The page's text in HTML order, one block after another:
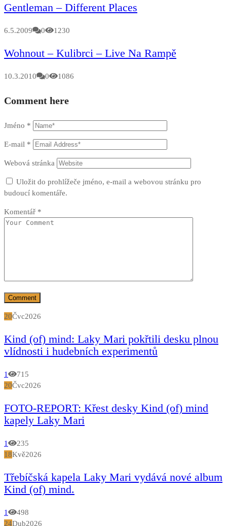
Gentleman – Different Places
6.5.2009 0 1230
Wohnout – Kulibrci – Live Na Rampě
10.3.2010 0 1086
Comment here
Jméno *
E-mail *
Webová stránka
Uložit do prohlížeče jméno, e-mail a webovou stránku pro
budoucí komentáře.
Komentář *
20Čvc2026
Kind (of) mind: Laky Mari pokřtili desku plnou
vlídnosti i hudebních experimentů
1
715
20Čvc2026
FOTO-REPORT: Křest desky Kind (of) mind
kapely Laky Mari
1
235
18Kvě2026
Třebíčská kapela Laky Mari vydává nové album
Kind (of) mind.
1
498
24Dub2026